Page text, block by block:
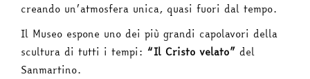
creando un’atmosfera unica, quasi fuori dal tempo.
Il Museo espone uno dei più grandi capolavori della
scultura di tutti i tempi: “Il Cristo velato” del
Sanmartino.